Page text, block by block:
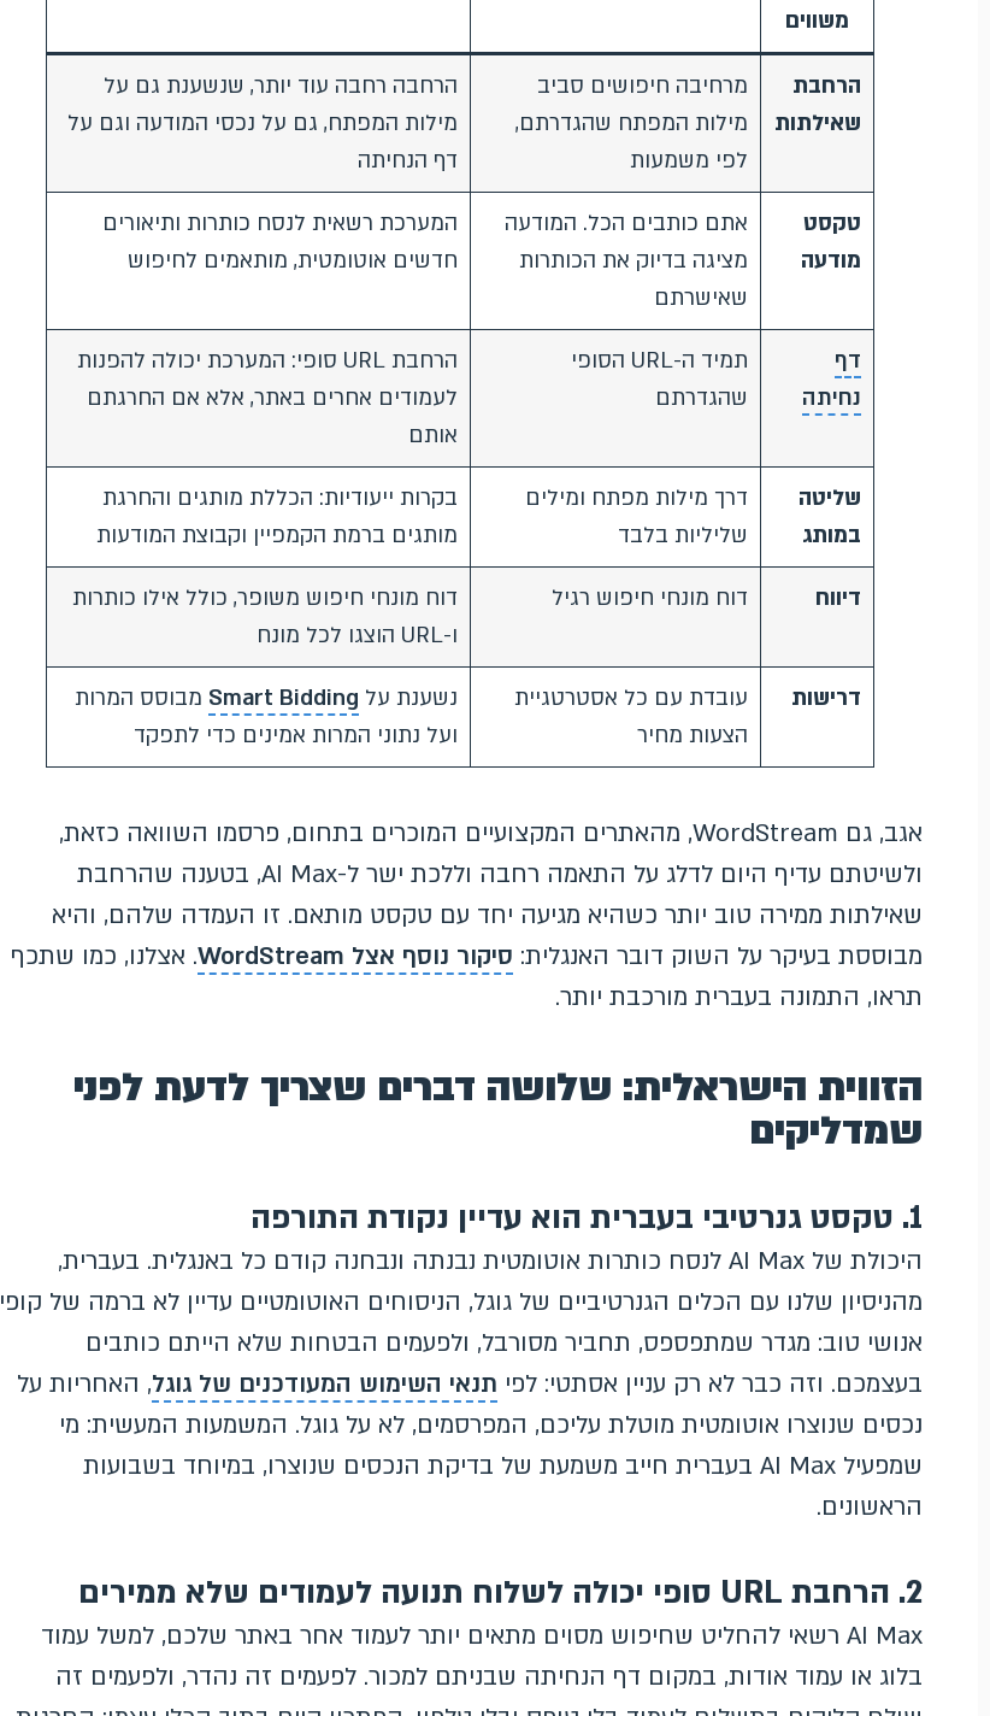
משווים
הרחבת
שאילתות
מרחיבה חיפושים סביב
מילות המפתח שהגדרתם,
לפי משמעות
הרחבה רחבה עוד יותר, שנשענת גם על
מילות המפתח, גם על נכסי המודעה וגם על
דף הנחיתה
טקסט
מודעה
אתם כותבים הכל. המודעה
מציגה בדיוק את הכותרות
שאישרתם
המערכת רשאית לנסח כותרות ותיאורים
חדשים אוטומטית, מותאמים לחיפוש
דף
נחיתה
תמיד ה-URL הסופי
שהגדרתם
הרחבת URL סופי: המערכת יכולה להפנות
לעמודים אחרים באתר, אלא אם החרגתם
אותם
שליטה
במותג
דרך מילות מפתח ומילים
שליליות בלבד
בקרות ייעודיות: הכללת מותגים והחרגת
מותגים ברמת הקמפיין וקבוצת המודעות
דיווח דוח מונחי חיפוש רגיל
דוח מונחי חיפוש משופר, כולל אילו כותרות
ו-URL הוצגו לכל מונח
דרישות
עובדת עם כל אסטרטגיית
הצעות מחיר
נשענת על Smart Bidding מבוסס המרות
ועל נתוני המרות אמינים כדי לתפקד
אגב, גם WordStream, מהאתרים המקצועיים המוכרים בתחום, פרסמו השוואה כזאת,
ולשיטתם עדיף היום לדלג על התאמה רחבה וללכת ישר ל-AI Max, בטענה שהרחבת
שאילתות ממירה טוב יותר כשהיא מגיעה יחד עם טקסט מותאם. זו העמדה שלהם, והיא
מבוססת בעיקר על השוק דובר האנגלית: סיקור נוסף אצל WordStream
. אצלנו, כמו שתכף
תראו, התמונה בעברית מורכבת יותר.
הזווית הישראלית: שלושה דברים שצריך לדעת לפני
שמדליקים
1. טקסט גנרטיבי בעברית הוא עדיין נקודת התורפה
היכולת של AI Max לנסח כותרות אוטומטית נבנתה ונבחנה קודם כל באנגלית. בעברית,
מהניסיון שלנו עם הכלים הגנרטיביים של גוגל, הניסוחים האוטומטיים עדיין לא ברמה של קופי
אנושי טוב: מגדר שמתפספס, תחביר מסורבל, ולפעמים הבטחות שלא הייתם כותבים
בעצמכם. וזה כבר לא רק עניין אסתטי: לפי תנאי השימוש המעודכנים של גוגל, האחריות על
נכסים שנוצרו אוטומטית מוטלת עליכם, המפרסמים, לא על גוגל. המשמעות המעשית: מי
שמפעיל AI Max בעברית חייב משמעת של בדיקת הנכסים שנוצרו, במיוחד בשבועות
הראשונים.
2. הרחבת URL סופי יכולה לשלוח תנועה לעמודים שלא ממירים
AI Max רשאי להחליט שחיפוש מסוים מתאים יותר לעמוד אחר באתר שלכם, למשל עמוד
בלוג או עמוד אודות, במקום דף הנחיתה שבניתם למכור. לפעמים זה נהדר, ולפעמים זה